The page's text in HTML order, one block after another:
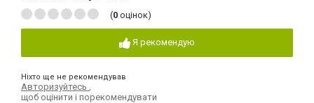
(0 оцінок)
Я рекомендую
Ніхто ще не рекомендував
Авторизуйтесь
щоб оцінити і порекомендувати